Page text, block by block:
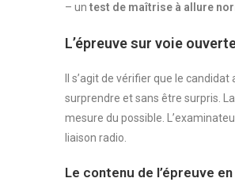
– un test de maîtrise à allure
L’épreuve sur voie
Il s’agit de vérifier que le
surprendre et sans être surpris.
mesure du possible.
liaison radio.
Le contenu de l’épreuve